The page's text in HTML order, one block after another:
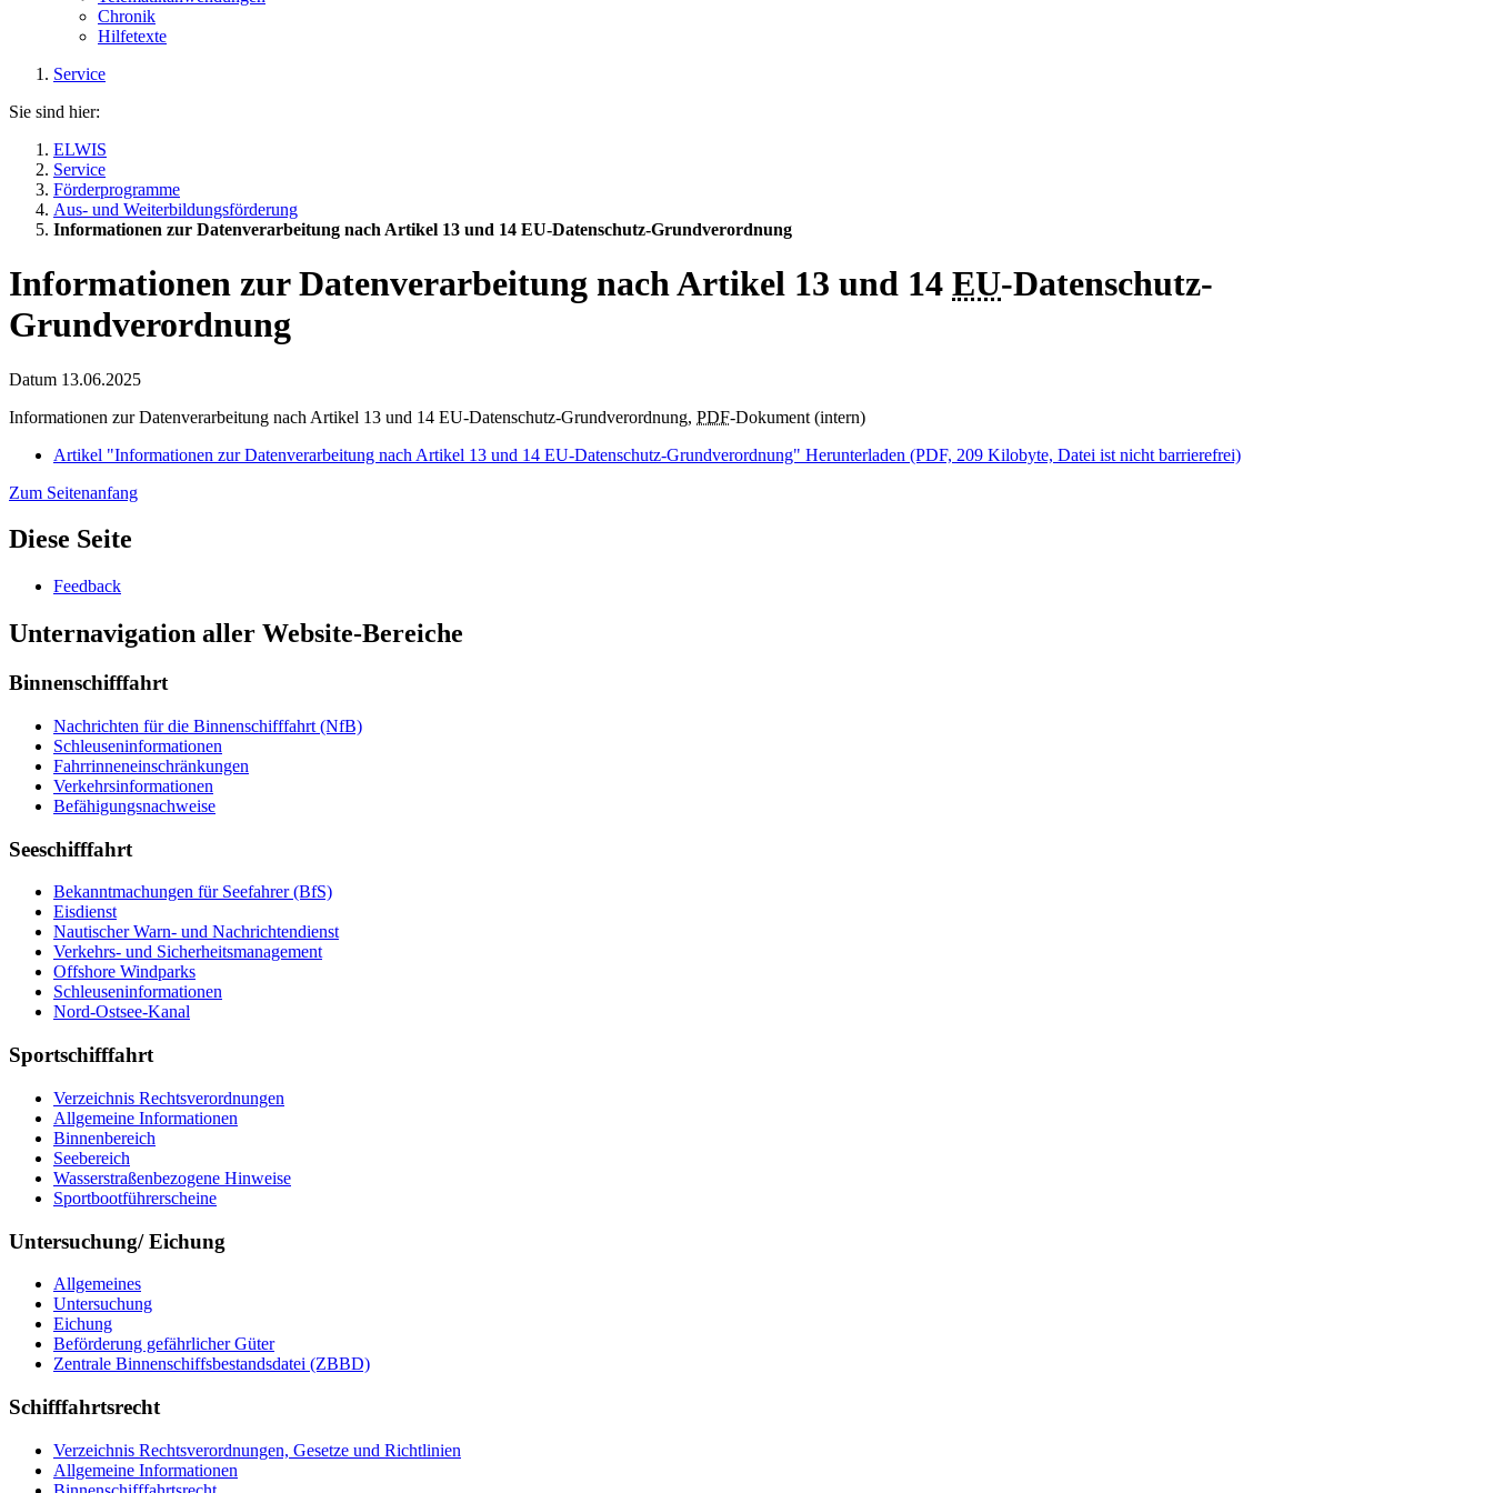
Chronik
Hilfetexte
Service
Sie sind hier:
ELWIS
Service
Förderprogramme
Aus- und Weiterbildungsförderung
Informationen zur Datenverarbeitung nach Artikel 13 und 14 EU-Datenschutz-Grundverordnung
Informationen zur Datenverarbeitung nach Artikel 13 und 14 EU-Datenschutz-
Grundverordnung
Datum 13.06.2025
Informationen zur Datenverarbeitung nach Artikel 13 und 14 EU-Datenschutz-Grundverordnung, PDF-Dokument (intern)
Artikel "Informationen zur Datenverarbeitung nach Artikel 13 und 14 EU-Datenschutz-Grundverordnung" Herunterladen (PDF, 209 Kilobyte, Datei ist nicht barrierefrei)
Zum Seitenanfang
Diese Seite
Feedback
Unternavigation aller Website-Bereiche
Binnenschifffahrt
Nachrichten für die Binnenschifffahrt (NfB)
Schleuseninformationen
Fahrrinneneinschränkungen
Verkehrsinformationen
Befähigungsnachweise
Seeschifffahrt
Bekanntmachungen für Seefahrer (BfS)
Eisdienst
Nautischer Warn- und Nachrichtendienst
Verkehrs- und Sicherheitsmanagement
Offshore Windparks
Schleuseninformationen
Nord-Ostsee-Kanal
Sportschifffahrt
Verzeichnis Rechtsverordnungen
Allgemeine Informationen
Binnenbereich
Seebereich
Wasserstraßenbezogene Hinweise
Sportbootführerscheine
Untersuchung/ Eichung
Allgemeines
Untersuchung
Eichung
Beförderung gefährlicher Güter
Zentrale Binnenschiffsbestandsdatei (ZBBD)
Schifffahrtsrecht
Verzeichnis Rechtsverordnungen, Gesetze und Richtlinien
Allgemeine Informationen